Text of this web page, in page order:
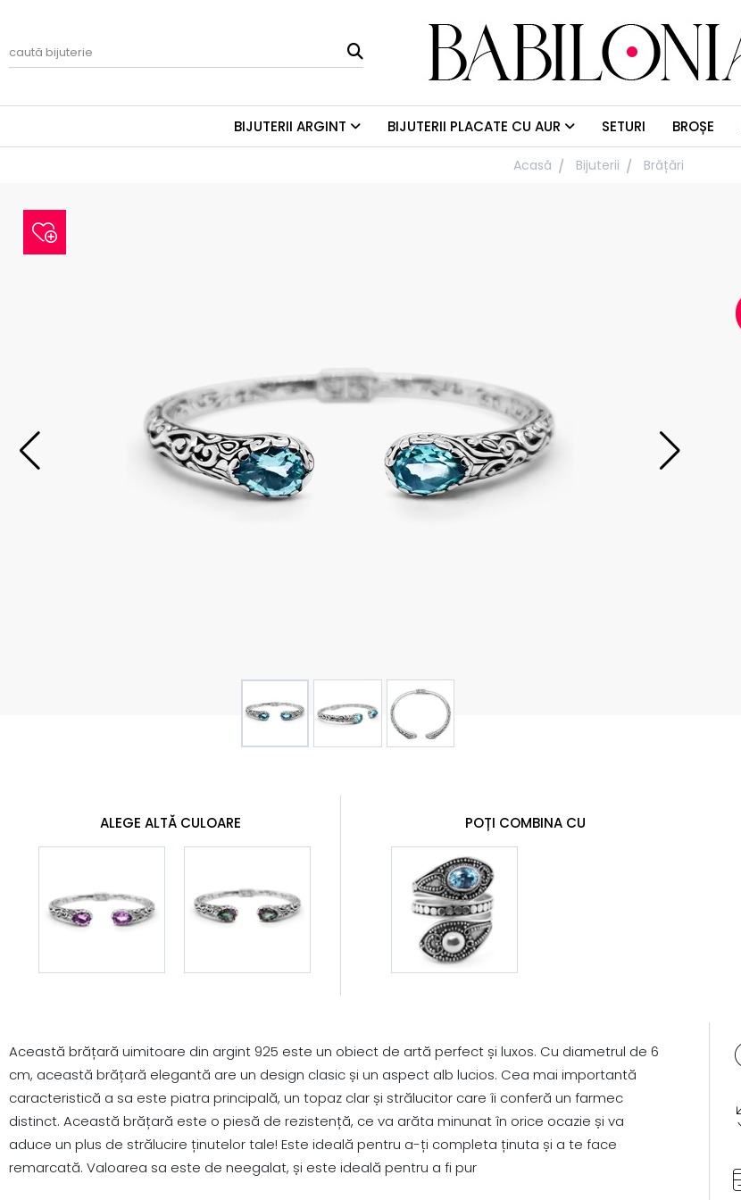
BIJUTERII ARGINT BIJUTERII PLACATE CU AUR SETURI BROȘE
Acasă Bijuterii Brățări
ALEGE ALTĂ CULOARE POȚI COMBINA CU
Această brățară uimitoare din argint 925 este un obiect de artă perfect și luxos. Cu diametrul de 6
cm, această brățară elegantă are un design clasic și un aspect alb lucios. Cea mai importantă
caracteristică a sa este piatra principală, un topaz clar și strălucitor care îi conferă un farmec
distinct. Această brățară este o piesă de rezistență, ce va arăta minunat în orice ocazie și va
aduce un plus de strălucire ținutelor tale! Este ideală pentru a-ți completa ținuta și a te face
remarcată. Valoarea sa este de neegalat, și este ideală pentru a fi pur